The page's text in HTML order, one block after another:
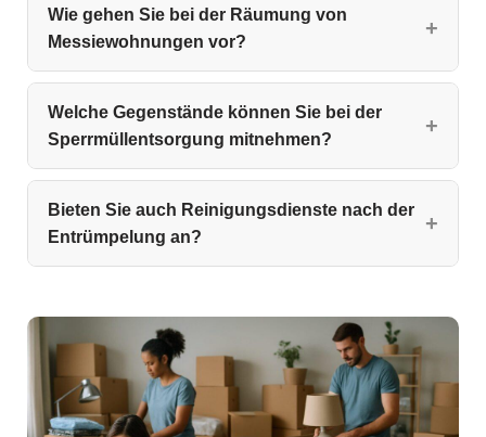
Wie gehen Sie bei der Räumung von
Messiewohnungen vor?
Welche Gegenstände können Sie bei der
Sperrmüllentsorgung mitnehmen?
Bieten Sie auch Reinigungsdienste nach der
Entrümpelung an?